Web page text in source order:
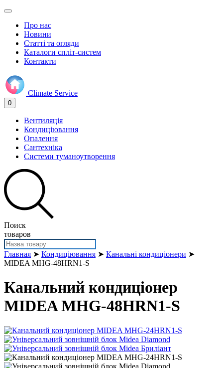
Про нас
Новини
Статті та огляди
Каталоги спліт-систем
Контакти
Climate Service
0
Вентиляція
Кондиціювання
Опалення
Сантехніка
Системи туманоутворення
Поиск
товаров
Главная ➤ Кондиціювання ➤ Канальні кондиціонери ➤
MIDEA MHG-48HRN1-S
Канальний кондиціонер
MIDEA MHG-48HRN1-S